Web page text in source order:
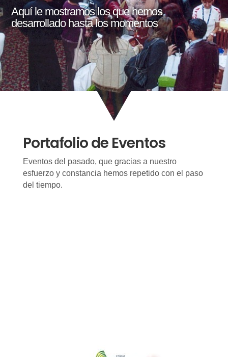
Aquí le mostramos los que hemos
desarrollado hasta los momentos
Portafolio de Eventos
Eventos del pasado, que gracias a nuestro
esfuerzo y constancia hemos repetido con el paso
del tiempo.